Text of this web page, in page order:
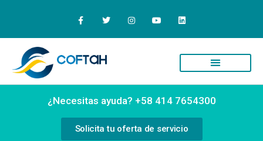
¿Necesitas ayuda? +58 414 7654300
Solicita tu oferta de servicio